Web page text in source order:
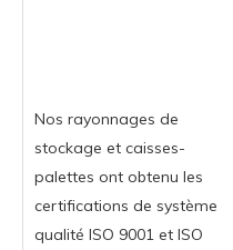
Nos rayonnages de
stockage et caisses-
palettes ont obtenu les
certifications de système
qualité ISO 9001 et ISO